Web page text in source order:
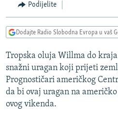
Pređite
pretragu
KOSOVO
VIZUELNO
VIDEO
FOTOGALERIJE
INFOGRAFIKE
PODCASTI
RAT U UKRAJINI
KINA NA BALKANU
RSE PRIČE IZ SVIJETA
Podijelite
Dodajte Radio Slobodna Evropa u vaš
Tropska oluja Willma do
snažni uragan koji prijeti
Prognostičari američkog
da bi ovaj uragan na
ovog vikenda.